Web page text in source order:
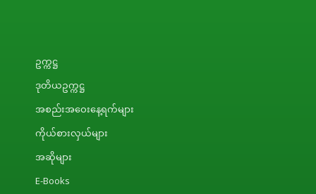
ဥက္ကဋ္ဌ
ဒုတိယဥက္ကဋ္ဌ
အစည်းအဝေးနေ့ရက်များ
ကိုယ်စားလှယ်များ
အဆိုများ
E-Books